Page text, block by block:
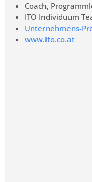
Coach,
ITO Individuum
Unternehmens-
www.ito.co.at